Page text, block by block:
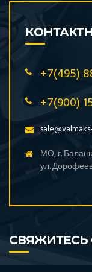
+7(495)
+7(900)
МО, г.
ул.